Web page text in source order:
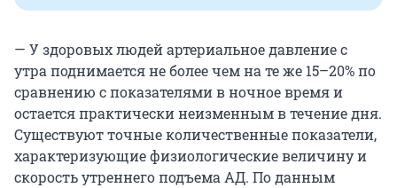
— У здоровых людей артериальное давление с
утра поднимается не более чем на те же 15–20% по
сравнению с показателями в ночное время и
остается практически неизменным в течение дня.
Существуют точные количественные показатели,
характеризующие физиологические величину и
скорость утреннего подъема АД. По данным